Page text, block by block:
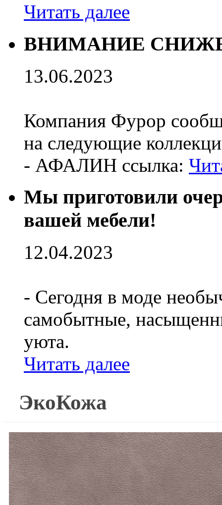
Читать далее
ВНИМАНИЕ
13.06.2023
Компания Фурор
на следующие
- АФАЛИН ссылка:
Мы приготовили
вашей мебели!
12.04.2023
- Сегодня в моде
самобытные,
уюта.
Читать далее
ЭкоКожа